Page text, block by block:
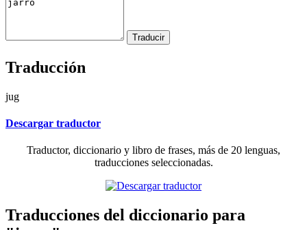
Traducción
jug
Descargar traductor
Traductor, diccionario y libro de frases, más de 20 lenguas,
traducciones seleccionadas.
Traducciones del diccionario para